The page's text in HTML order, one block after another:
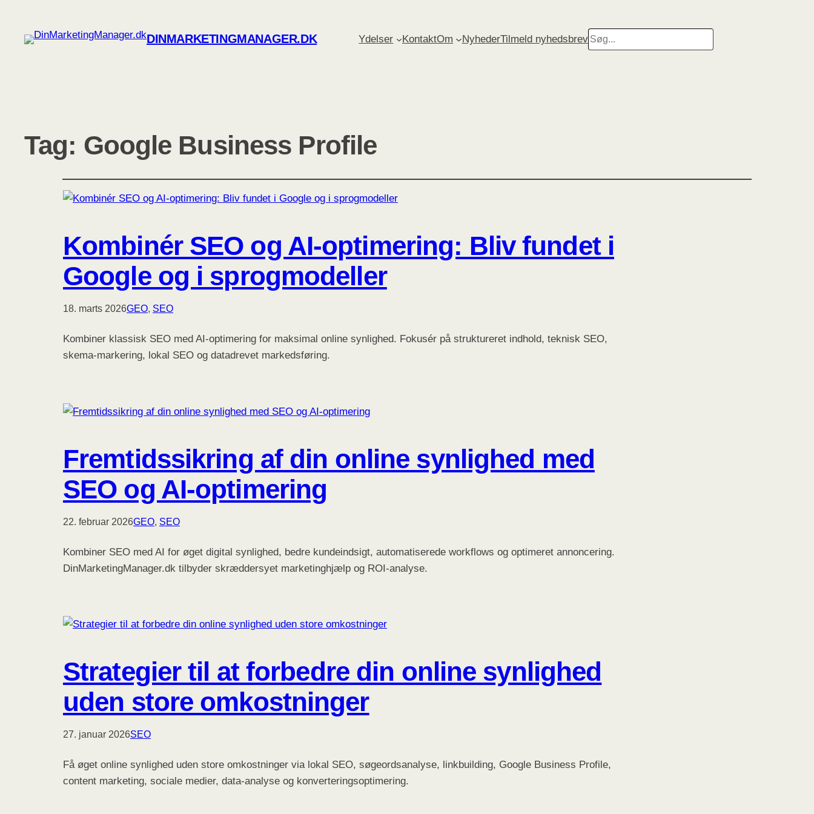
DINMARKETINGMANAGER.DK Ydelser KontaktOm NyhederTilmeld nyhedsbrevSearch
Tag: Google Business Profile
Kombinér SEO og AI-optimering: Bliv fundet i
Google og i sprogmodeller
18. marts 2026GEO, SEO
Kombiner klassisk SEO med AI-optimering for maksimal online synlighed. Fokusér på struktureret indhold, teknisk SEO,
skema-markering, lokal SEO og datadrevet markedsføring.
Fremtidssikring af din online synlighed med
SEO og AI-optimering
22. februar 2026GEO, SEO
Kombiner SEO med AI for øget digital synlighed, bedre kundeindsigt, automatiserede workflows og optimeret annoncering.
DinMarketingManager.dk tilbyder skræddersyet marketinghjælp og ROI-analyse.
Strategier til at forbedre din online synlighed
uden store omkostninger
27. januar 2026SEO
Få øget online synlighed uden store omkostninger via lokal SEO, søgeordsanalyse, linkbuilding, Google Business Profile,
content marketing, sociale medier, data-analyse og konverteringsoptimering.